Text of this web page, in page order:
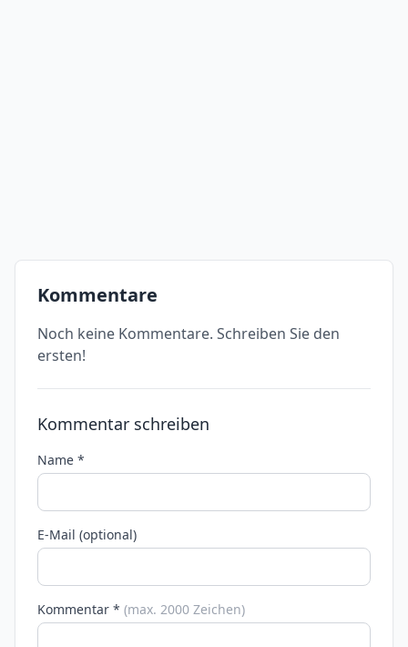
Kommentare
Noch keine Kommentare. Schreiben Sie den
ersten!
Kommentar schreiben
Name *
E-Mail (optional)
Kommentar * (max. 2000 Zeichen)